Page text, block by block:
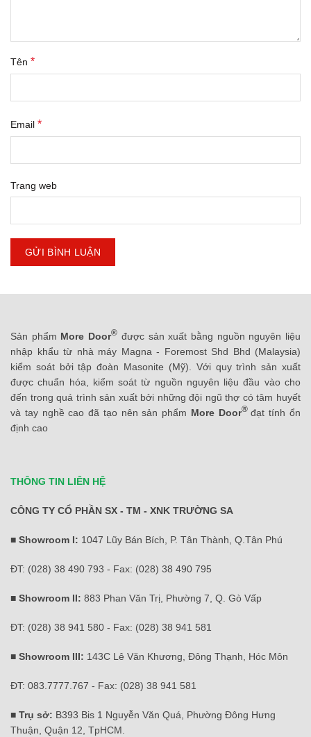
Tên *
Email *
Trang web
Sản phẩm More Door® được sản xuất bằng nguồn nguyên liệu
nhập khẩu từ nhà máy Magna - Foremost Shd Bhd (Malaysia)
kiểm soát bởi tập đoàn Masonite (Mỹ). Với quy trình sản xuất
được chuẩn hóa, kiểm soát từ nguồn nguyên liệu đầu vào cho
đến trong quá trình sản xuất bởi những đội ngũ thợ có tâm huyết
và tay nghề cao đã tạo nên sản phẩm More Door® đạt tính ổn
định cao
THÔNG TIN LIÊN HỆ
CÔNG TY CỔ PHẦN SX - TM - XNK TRƯỜNG SA
■ Showroom I: 1047 Lũy Bán Bích, P. Tân Thành, Q.Tân Phú
ĐT: (028) 38 490 793 - Fax: (028) 38 490 795
■ Showroom II: 883 Phan Văn Trị, Phường 7, Q. Gò Vấp
ĐT: (028) 38 941 580 - Fax: (028) 38 941 581
■ Showroom III: 143C Lê Văn Khương, Đông Thạnh, Hóc Môn
ĐT: 083.7777.767 - Fax: (028) 38 941 581
■ Trụ sở: B393 Bis 1 Nguyễn Văn Quá, Phường Đông Hưng
Thuận, Quận 12, TpHCM.